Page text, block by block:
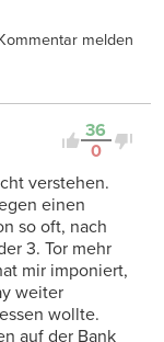
melden
36
0
verstehen.
einen
so oft, nach
3. Tor mehr
mir imponiert,
weiter
wollte.
auf der Bank